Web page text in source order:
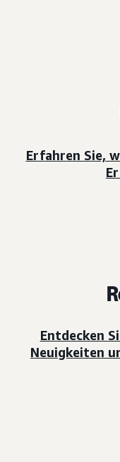
Erfahren Sie,
Entdecken
Neuigkeiten